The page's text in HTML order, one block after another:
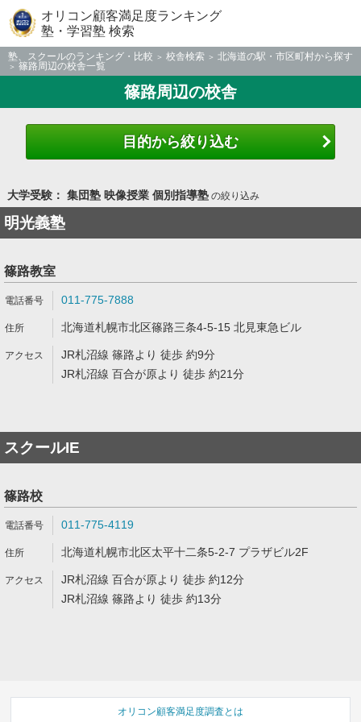
オリコン顧客満足度ランキング
塾・学習塾 検索
塾、スクールのランキング・比較 校舎検索
北海道の駅・市区町村から探す
篠路周辺の校舎一覧
篠路周辺の校舎
目的から絞り込む
大学受験： 集団塾 映像授業 個別指導塾の絞り込み
明光義塾
篠路教室
011-775-7888
北海道札幌市北区篠路三条4-5-15 北見東急ビル
JR札沼線 篠路より 徒歩 約9分
JR札沼線 百合が原より 徒歩 約21分
スクールIE
篠路校
011-775-4119
北海道札幌市北区太平十二条5-2-7 プラザビル2F
JR札沼線 百合が原より 徒歩 約12分
JR札沼線 篠路より 徒歩 約13分
オリコン顧客満足度調査とは